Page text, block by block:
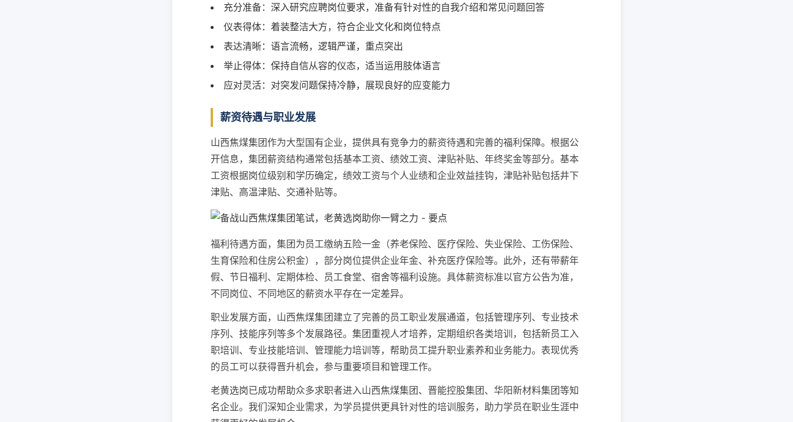
充分准备：深入研究应聘岗位要求，准备有针对性的自我介绍和常见问题回答
仪表得体：着装整洁大方，符合企业文化和岗位特点
表达清晰：语言流畅，逻辑严谨，重点突出
举止得体：保持自信从容的仪态，适当运用肢体语言
应对灵活：对突发问题保持冷静，展现良好的应变能力
薪资待遇与职业发展
山西焦煤集团作为大型国有企业，提供具有竞争力的薪资待遇和完善的福利保障。根据公
开信息，集团薪资结构通常包括基本工资、绩效工资、津贴补贴、年终奖金等部分。基本
工资根据岗位级别和学历确定，绩效工资与个人业绩和企业效益挂钩，津贴补贴包括井下
津贴、高温津贴、交通补贴等。
福利待遇方面，集团为员工缴纳五险一金（养老保险、医疗保险、失业保险、工伤保险、
生育保险和住房公积金），部分岗位提供企业年金、补充医疗保险等。此外，还有带薪年
假、节日福利、定期体检、员工食堂、宿舍等福利设施。具体薪资标准以官方公告为准，
不同岗位、不同地区的薪资水平存在一定差异。
职业发展方面，山西焦煤集团建立了完善的员工职业发展通道，包括管理序列、专业技术
序列、技能序列等多个发展路径。集团重视人才培养，定期组织各类培训，包括新员工入
职培训、专业技能培训、管理能力培训等，帮助员工提升职业素养和业务能力。表现优秀
的员工可以获得晋升机会，参与重要项目和管理工作。
老黄选岗已成功帮助众多求职者进入山西焦煤集团、晋能控股集团、华阳新材料集团等知
名企业。我们深知企业需求，为学员提供更具针对性的培训服务，助力学员在职业生涯中